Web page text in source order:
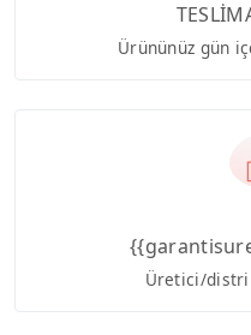
Ürününüz gün
Üretici/